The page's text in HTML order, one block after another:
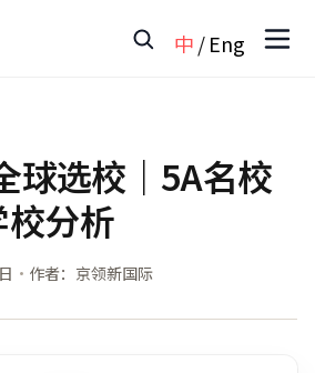
中/Eng
球选校｜5A名校
分析
· 作者：京领新国际